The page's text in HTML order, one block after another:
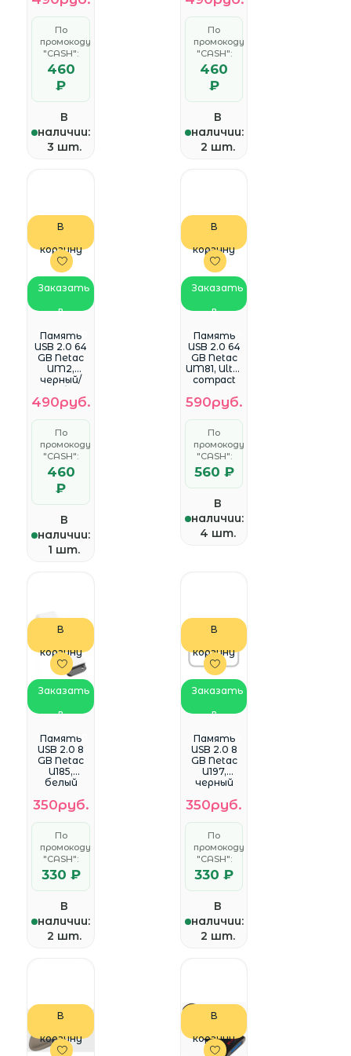
N-064G-
20PN)
По
промокоду
"CASH":
460
₽
В
наличии:
3 шт.
20BK)
По
промокоду
"CASH":
460
₽
В
наличии:
2 шт.
В
корзину
Заказать
в
WhatsApp
Память
USB 2.0 64
GB Netac
UM2,
черный/
тый
(NT03UM2
N-064G-
20BK)
490руб.
По
промокоду
"CASH":
460
₽
В
наличии:
1 шт.
В
корзину
Заказать
в
WhatsApp
Память
USB 2.0 64
GB Netac
UM81, Ultra
compact
N-064G-
20BK)
590руб.
По
промокоду
"CASH":
560 ₽
В
наличии:
4 шт.
В
корзину
Заказать
в
WhatsApp
Память
USB 2.0 8
GB Netac
U185,
белый
-008G-
20WH)
350руб.
По
промокоду
"CASH":
330 ₽
В
наличии:
2 шт.
В
корзину
Заказать
в
WhatsApp
Память
USB 2.0 8
GB Netac
U197,
черный
N-008G-
20BK)
350руб.
По
промокоду
"CASH":
330 ₽
В
наличии:
2 шт.
В
корзину
В
корзину